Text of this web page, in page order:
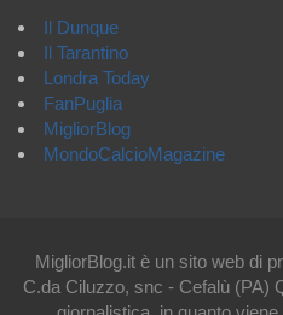
Il Dunque
Il Tarantino
Londra Today
FanPuglia
MigliorBlog
MondoCalcioMagazine
MigliorBlog.it è un sito web di
C.da Ciluzzo, snc - Cefalù (PA)